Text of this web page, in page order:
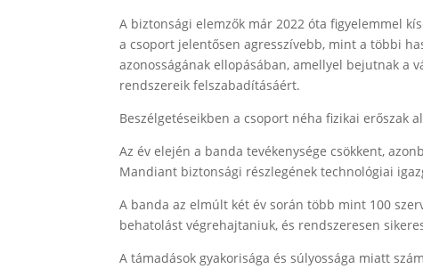
A biztonsági elemzők már 2022 óta figyelemmel
a csoport jelentősen agresszívebb, mint a többi
azonosságának ellopásában, amellyel bejutnak a
rendszereik felszabadításáért.
Beszélgetéseikben a csoport néha fizikai erőszak
Az év elején a banda tevékenysége csökkent,
Mandiant biztonsági részlegének technológiai
A banda az elmúlt két év során több mint 100
behatolást végrehajtaniuk, és rendszeresen
A támadások gyakorisága és súlyossága miatt